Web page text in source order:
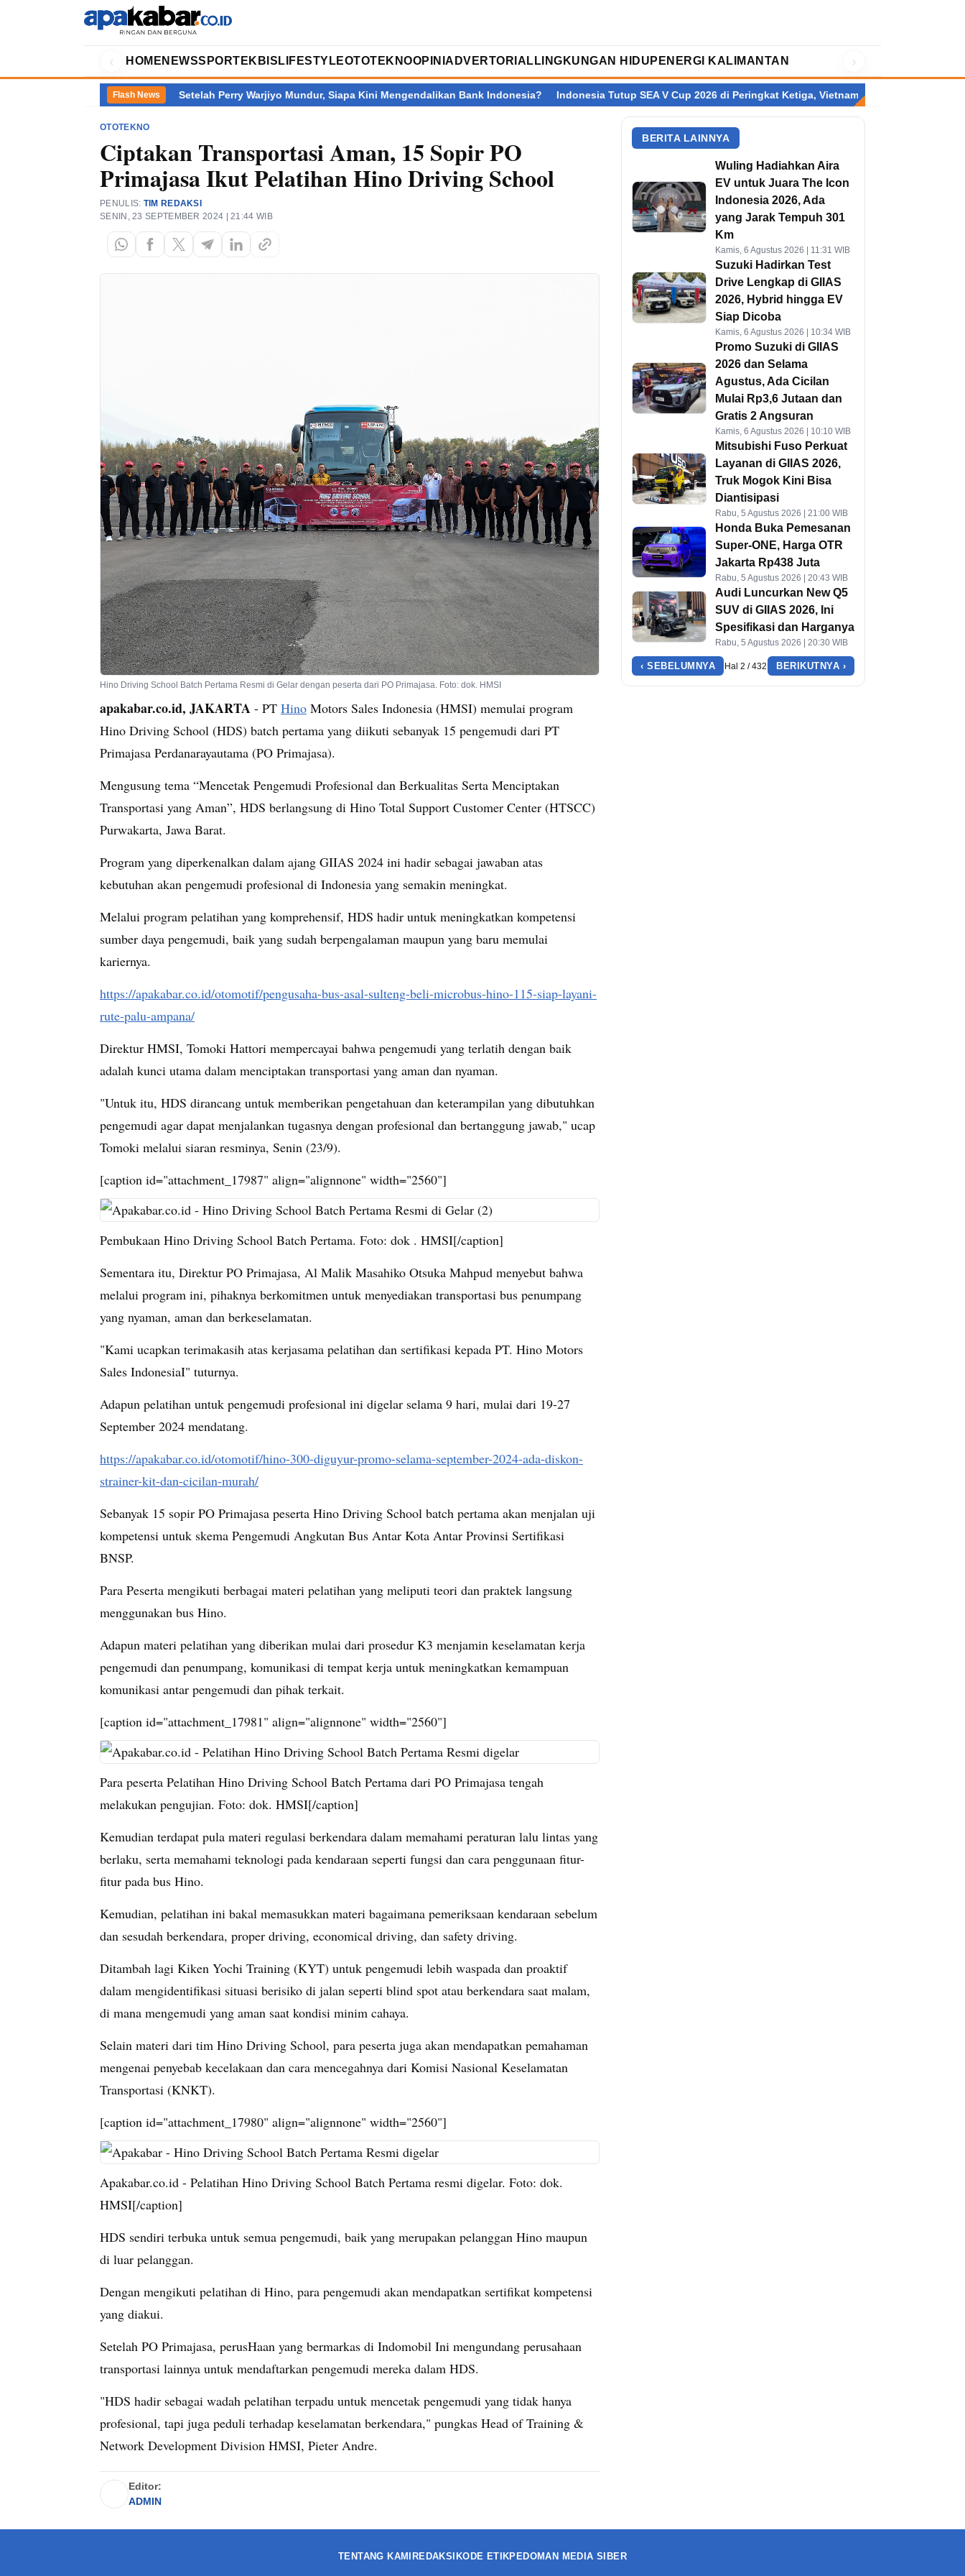
‹ HOME NEWSSPORT EKBIS LIFESTYLEOTOTEKNOOPINI ADVERTORIAL LINGKUNGAN HIDUP ENERGI KALIMANTAN ›
Flash News
Setelah Perry Warjiyo Mundur, Siapa Kini Mengendalikan Bank Indonesia? Indonesia Tutup SEA V Cup 2026 di Peringkat Ketiga, Vietnam Sabet Gelar Juara
OTOTEKNO
Ciptakan Transportasi Aman, 15 Sopir PO
Primajasa Ikut Pelatihan Hino Driving School
PENULIS: TIM REDAKSI
SENIN, 23 SEPTEMBER 2024 | 21:44 WIB
Hino Driving School Batch Pertama Resmi di Gelar dengan peserta dari PO Primajasa. Foto: dok. HMSI
apakabar.co.id, JAKARTA - PT Hino Motors Sales Indonesia (HMSI) memulai program
Hino Driving School (HDS) batch pertama yang diikuti sebanyak 15 pengemudi dari PT
Primajasa Perdanarayautama (PO Primajasa).
Mengusung tema “Mencetak Pengemudi Profesional dan Berkualitas Serta Menciptakan
Transportasi yang Aman”, HDS berlangsung di Hino Total Support Customer Center (HTSCC)
Purwakarta, Jawa Barat.
Program yang diperkenalkan dalam ajang GIIAS 2024 ini hadir sebagai jawaban atas
kebutuhan akan pengemudi profesional di Indonesia yang semakin meningkat.
Melalui program pelatihan yang komprehensif, HDS hadir untuk meningkatkan kompetensi
sumber daya pengemudi, baik yang sudah berpengalaman maupun yang baru memulai
kariernya.
https://apakabar.co.id/otomotif/pengusaha-bus-asal-sulteng-beli-microbus-hino-115-siap-layani-
rute-palu-ampana/
Direktur HMSI, Tomoki Hattori mempercayai bahwa pengemudi yang terlatih dengan baik
adalah kunci utama dalam menciptakan transportasi yang aman dan nyaman.
"Untuk itu, HDS dirancang untuk memberikan pengetahuan dan keterampilan yang dibutuhkan
pengemudi agar dapat menjalankan tugasnya dengan profesional dan bertanggung jawab," ucap
Tomoki melalui siaran resminya, Senin (23/9).
[caption id="attachment_17987" align="alignnone" width="2560"]
Pembukaan Hino Driving School Batch Pertama. Foto: dok . HMSI[/caption]
Sementara itu, Direktur PO Primajasa, Al Malik Masahiko Otsuka Mahpud menyebut bahwa
melalui program ini, pihaknya berkomitmen untuk menyediakan transportasi bus penumpang
yang nyaman, aman dan berkeselamatan.
"Kami ucapkan terimakasih atas kerjasama pelatihan dan sertifikasi kepada PT. Hino Motors
Sales IndonesiaI" tuturnya.
Adapun pelatihan untuk pengemudi profesional ini digelar selama 9 hari, mulai dari 19-27
September 2024 mendatang.
https://apakabar.co.id/otomotif/hino-300-diguyur-promo-selama-september-2024-ada-diskon-
strainer-kit-dan-cicilan-murah/
Sebanyak 15 sopir PO Primajasa peserta Hino Driving School batch pertama akan menjalan uji
kompetensi untuk skema Pengemudi Angkutan Bus Antar Kota Antar Provinsi Sertifikasi
BNSP.
Para Peserta mengikuti berbagai materi pelatihan yang meliputi teori dan praktek langsung
menggunakan bus Hino.
Adapun materi pelatihan yang diberikan mulai dari prosedur K3 menjamin keselamatan kerja
pengemudi dan penumpang, komunikasi di tempat kerja untuk meningkatkan kemampuan
komunikasi antar pengemudi dan pihak terkait.
[caption id="attachment_17981" align="alignnone" width="2560"]
Para peserta Pelatihan Hino Driving School Batch Pertama dari PO Primajasa tengah
melakukan pengujian. Foto: dok. HMSI[/caption]
Kemudian terdapat pula materi regulasi berkendara dalam memahami peraturan lalu lintas yang
berlaku, serta memahami teknologi pada kendaraan seperti fungsi dan cara penggunaan fitur-
fitur pada bus Hino.
Kemudian, pelatihan ini bakal memasukkan materi bagaimana pemeriksaan kendaraan sebelum
dan sesudah berkendara, proper driving, economical driving, dan safety driving.
Ditambah lagi Kiken Yochi Training (KYT) untuk pengemudi lebih waspada dan proaktif
dalam mengidentifikasi situasi berisiko di jalan seperti blind spot atau berkendara saat malam,
di mana mengemudi yang aman saat kondisi minim cahaya.
Selain materi dari tim Hino Driving School, para peserta juga akan mendapatkan pemahaman
mengenai penyebab kecelakaan dan cara mencegahnya dari Komisi Nasional Keselamatan
Transportasi (KNKT).
[caption id="attachment_17980" align="alignnone" width="2560"]
Apakabar.co.id - Pelatihan Hino Driving School Batch Pertama resmi digelar. Foto: dok.
HMSI[/caption]
HDS sendiri terbuka untuk semua pengemudi, baik yang merupakan pelanggan Hino maupun
di luar pelanggan.
Dengan mengikuti pelatihan di Hino, para pengemudi akan mendapatkan sertifikat kompetensi
yang diakui.
Setelah PO Primajasa, perusHaan yang bermarkas di Indomobil Ini mengundang perusahaan
transportasi lainnya untuk mendaftarkan pengemudi mereka dalam HDS.
"HDS hadir sebagai wadah pelatihan terpadu untuk mencetak pengemudi yang tidak hanya
profesional, tapi juga peduli terhadap keselamatan berkendara," pungkas Head of Training &
Network Development Division HMSI, Pieter Andre.
Editor:
ADMIN
BERITA LAINNYA
Wuling Hadiahkan Aira
EV untuk Juara The Icon
Indonesia 2026, Ada
yang Jarak Tempuh 301
Km
Kamis, 6 Agustus 2026 | 11:31 WIB
Suzuki Hadirkan Test
Drive Lengkap di GIIAS
2026, Hybrid hingga EV
Siap Dicoba
Kamis, 6 Agustus 2026 | 10:34 WIB
Promo Suzuki di GIIAS
2026 dan Selama
Agustus, Ada Cicilan
Mulai Rp3,6 Jutaan dan
Gratis 2 Angsuran
Kamis, 6 Agustus 2026 | 10:10 WIB
Mitsubishi Fuso Perkuat
Layanan di GIIAS 2026,
Truk Mogok Kini Bisa
Diantisipasi
Rabu, 5 Agustus 2026 | 21:00 WIB
Honda Buka Pemesanan
Super-ONE, Harga OTR
Jakarta Rp438 Juta
Rabu, 5 Agustus 2026 | 20:43 WIB
Audi Luncurkan New Q5
SUV di GIIAS 2026, Ini
Spesifikasi dan Harganya
Rabu, 5 Agustus 2026 | 20:30 WIB
‹ SEBELUMNYA Hal 2 / 432 BERIKUTNYA ›
TENTANG KAMI REDAKSI KODE ETIKPEDOMAN MEDIA SIBER